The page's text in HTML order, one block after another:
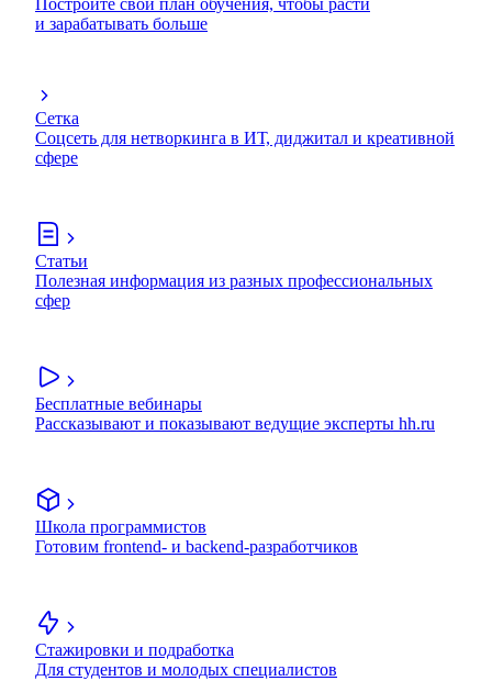
Постройте свой план обучения, чтобы расти
и зарабатывать больше
Сетка
Соцсеть для нетворкинга в ИТ, диджитал и креативной
сфере
Статьи
Полезная информация из разных профессиональных
сфер
Бесплатные вебинары
Рассказывают и показывают ведущие эксперты hh.ru
Школа программистов
Готовим frontend- и backend-разработчиков
Стажировки и подработка
Для студентов и молодых специалистов